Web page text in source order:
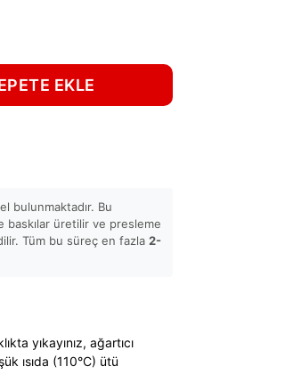
EKLE
bulunmaktadır. Bu
üretilir ve presleme
Tüm bu süreç en fazla2-
yıkayınız, ağartıcı
ısıda (110°C) ütü